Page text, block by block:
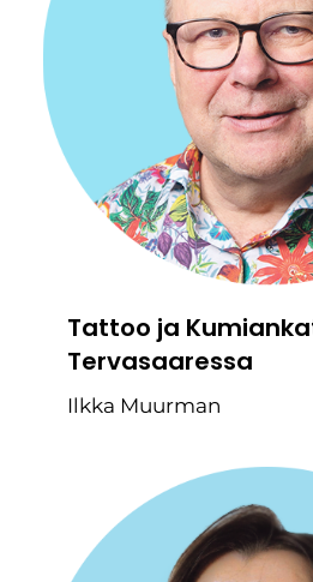
Tattoo ja
Tervasaaressa
Ilkka Muurman